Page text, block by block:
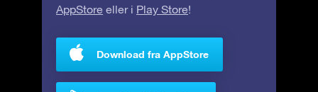
AppStore eller i Play Store!
Download fra AppStore